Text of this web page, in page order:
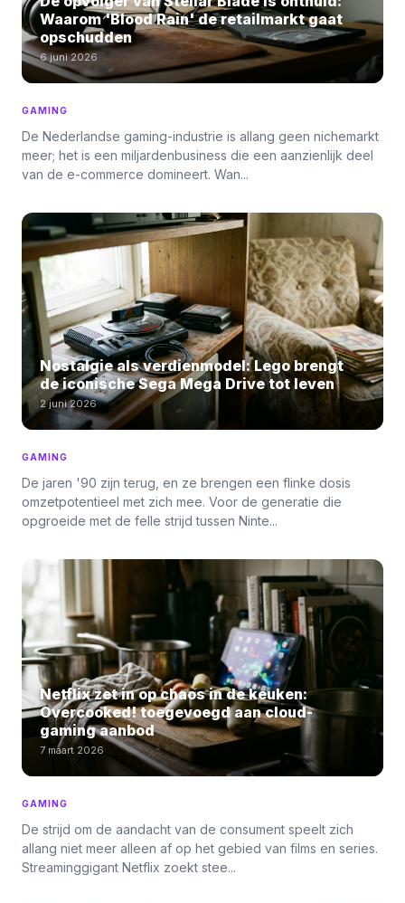
Waarom 'Blood Rain' de retailmarkt gaat
opschudden
6 juni 2026
GAMING
De Nederlandse gaming-industrie is allang geen nichemarkt
meer; het is een miljardenbusiness die een aanzienlijk deel
van de e-commerce domineert. Wan...
Nostalgie als verdienmodel: Lego brengt
de iconische Sega Mega Drive tot leven
2 juni 2026
GAMING
De jaren '90 zijn terug, en ze brengen een flinke dosis
omzetpotentieel met zich mee. Voor de generatie die
opgroeide met de felle strijd tussen Ninte...
Netflix zet in op chaos in de keuken:
Overcooked! toegevoegd aan cloud-
gaming aanbod
7 maart 2026
GAMING
De strijd om de aandacht van de consument speelt zich
allang niet meer alleen af op het gebied van films en series.
Streaminggigant Netflix zoekt stee...